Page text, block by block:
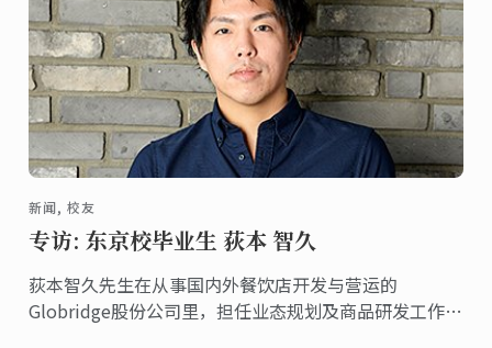
新闻, 校友
专访: 东京校毕业生 荻本 智久
荻本智久先生在从事国内外餐饮店开发与营运的
Globridge股份公司里，担任业态规划及商品研发工作。